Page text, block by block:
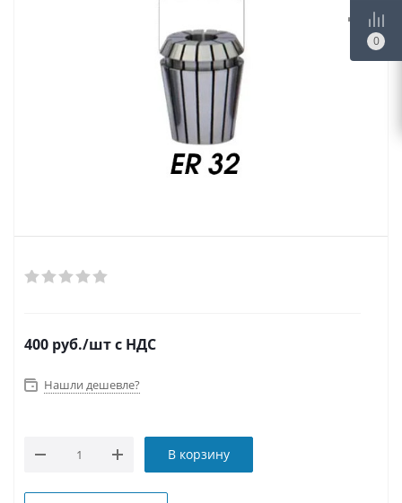
400 руб./штс НДС
Нашли дешевле?
В корзину
0